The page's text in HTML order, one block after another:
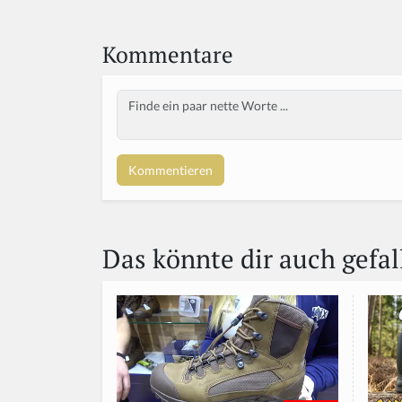
Kommentare
Body
Das könnte dir auch